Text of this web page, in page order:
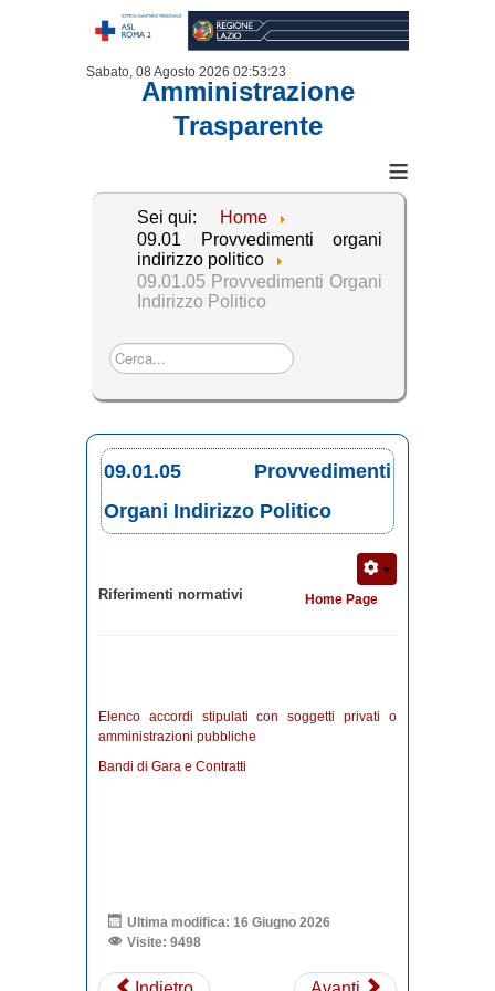
Sabato, 08 Agosto 2026 02:53:23
Amministrazione
Trasparente
≡
Sei qui:
Home
09.01 Provvedimenti organi
indirizzo politico
09.01.05 Provvedimenti Organi
Indirizzo Politico
Cerca...
09.01.05 Provvedimenti
Organi Indirizzo Politico
Riferimenti normativi Home Page
Elenco accordi stipulati con soggetti privati o
amministrazioni pubbliche
Bandi di Gara e Contratti
Ultima modifica: 16 Giugno 2026
Visite: 9498